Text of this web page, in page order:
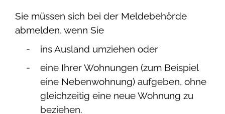
Sie müssen sich bei der Meldebehörde
abmelden, wenn Sie
ins Ausland umziehen oder
eine Ihrer Wohnungen (zum Beispiel
eine Nebenwohnung) aufgeben, ohne
gleichzeitig eine neue Wohnung zu
beziehen.